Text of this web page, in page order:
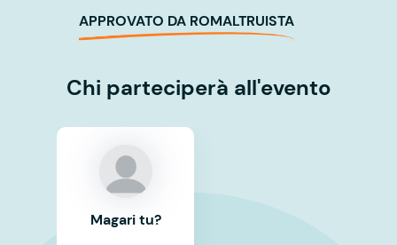
APPROVATO DA ROMALTRUISTA
Chi parteciperà all'evento
Magari tu?